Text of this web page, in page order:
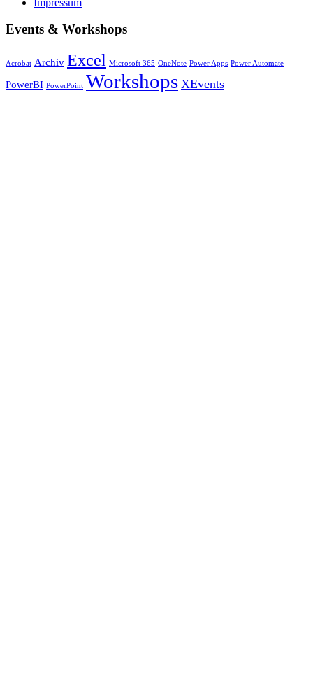
Events & Workshops
Acrobat Archiv Excel Microsoft 365 OneNote Power Apps Power Automate
PowerBI PowerPoint Workshops XEvents